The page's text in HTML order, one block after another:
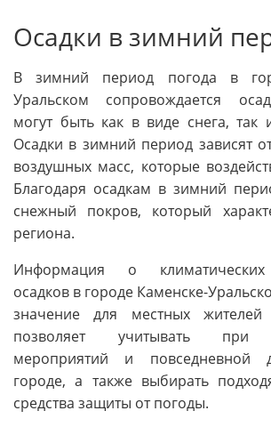
Осадки в зимний
В зимний период погода в
Уральском сопровождается
могут быть как в виде снега,
Осадки в зимний период зависят
воздушных масс, которые
Благодаря осадкам в зимний
снежный покров, который
региона.
Информация о климатических
осадков в городе Каменске-
значение для местных
позволяет учитывать при
мероприятий и повседневной
городе, а также выбирать
средства защиты от погоды.